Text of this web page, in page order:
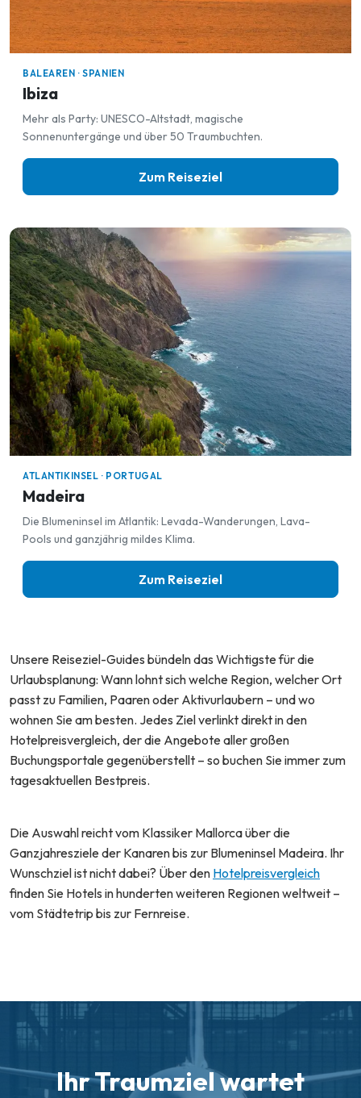
BALEAREN · SPANIEN
Ibiza
Mehr als Party: UNESCO-Altstadt, magische
Sonnenuntergänge und über 50 Traumbuchten.
Zum Reiseziel
ATLANTIKINSEL · PORTUGAL
Madeira
Die Blumeninsel im Atlantik: Levada-Wanderungen, Lava-
Pools und ganzjährig mildes Klima.
Zum Reiseziel
Unsere Reiseziel-Guides bündeln das Wichtigste für die
Urlaubsplanung: Wann lohnt sich welche Region, welcher Ort
passt zu Familien, Paaren oder Aktivurlaubern – und wo
wohnen Sie am besten. Jedes Ziel verlinkt direkt in den
Hotelpreisvergleich, der die Angebote aller großen
Buchungsportale gegenüberstellt – so buchen Sie immer zum
tagesaktuellen Bestpreis.
Die Auswahl reicht vom Klassiker Mallorca über die
Ganzjahresziele der Kanaren bis zur Blumeninsel Madeira. Ihr
Wunschziel ist nicht dabei? Über den Hotelpreisvergleich
finden Sie Hotels in hunderten weiteren Regionen weltweit –
vom Städtetrip bis zur Fernreise.
Ihr Traumziel wartet